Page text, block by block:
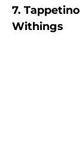
7.
Withings